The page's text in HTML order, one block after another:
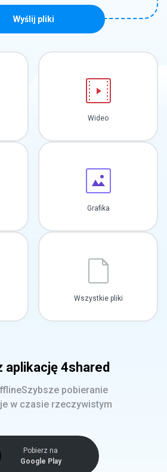
Wyślij pliki
Wideo
Grafika
Wszystkie pliki
aplikację 4shared
Szybsze pobieranie
w czasie rzeczywistym
Pobierz na
Google Play